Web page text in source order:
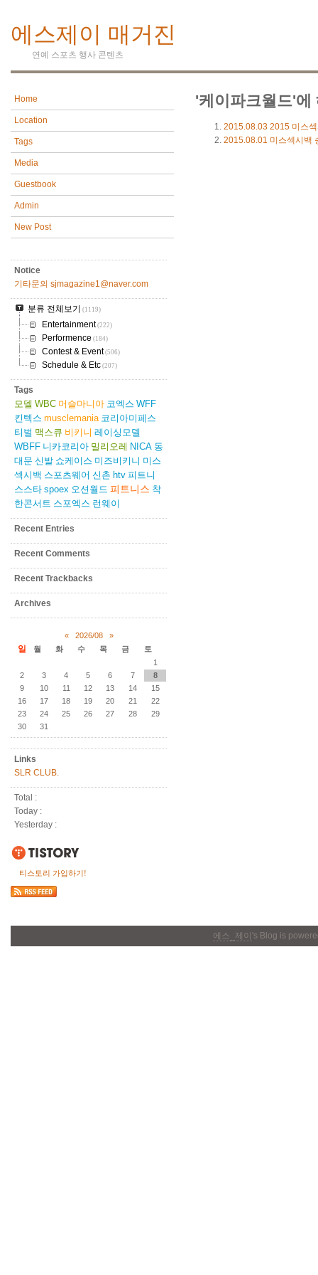
에스제이 매거진
연예 스포츠 행사 콘텐츠
Home
Location
Tags
Media
Guestbook
Admin
New Post
Notice
기타문의 sjmagazine1@naver.com
분류 전체보기 (1119)
Entertainment(222)
Performence (184)
Contest & Event(506)
Schedule & Etc (207)
Tags
모델 WBC 머슬마니아 코엑스 WFF
킨텍스 musclemania 코리아미페스
티벌 맥스큐 비키니 레이싱모델
WBFF 니카코리아 밀리오레 NICA 동
대문 신발 쇼케이스 미즈비키니 미스
섹시백 스포츠웨어 신촌 htv 피트니
스스타 spoex 오션월드 피트니스 착
한콘서트 스포엑스 런웨이
Recent Entries
Recent Comments
Recent Trackbacks
Archives
« 2026/08 »
일 월 화 수 목 금
토
1
2
3 4 5 6 7
8
9
10 11 12 13 14
15
16
17 18 19 20 21
22
23
24 25 26 27 28
29
30
31
Links
SLR CLUB.
Total :
Today :
Yesterday :
티스토리 가입하기!
'케이파크월드'에
2015.08.03 2015 미스
2015.08.01 미스섹시백
에스_제이 's Blog is